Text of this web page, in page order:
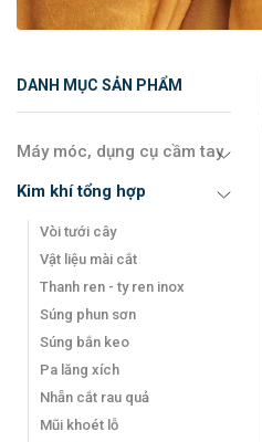
DANH MỤC SẢN PHẨM
Máy móc, dụng cụ cầm tay
Kim khí tổng hợp
Vòi tưới cây
Vật liệu mài cắt
Thanh ren - ty ren inox
Súng phun sơn
Súng bắn keo
Pa lăng xích
Nhẵn cắt rau quả
Mũi khoét lỗ